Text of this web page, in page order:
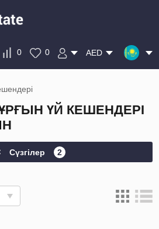
0 0 AED
ҮЙ КЕШЕНДЕРІ
Сүзгілер 2